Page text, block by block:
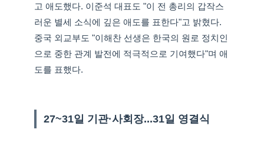
고 애도했다. 이준석 대표도 "이 전 총리의 갑작스
러운 별세 소식에 깊은 애도를 표한다"고 밝혔다.
중국 외교부도 "이해찬 선생은 한국의 원로 정치인
으로 중한 관계 발전에 적극적으로 기여했다"며 애
도를 표했다.
27~31일 기관·사회장...31일 영결식